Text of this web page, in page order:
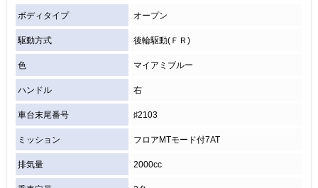
ボディタイプ オープン
駆動方式 後輪駆動(ＦＲ)
色 マイアミブルー
ハンドル 右
車台末尾番号 ♯2103
ミッション フロアMTモード付7AT
排気量 2000cc